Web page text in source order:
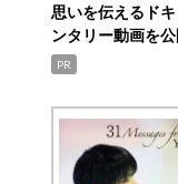
思いを伝えるドキ
ンタリー動画を
PR